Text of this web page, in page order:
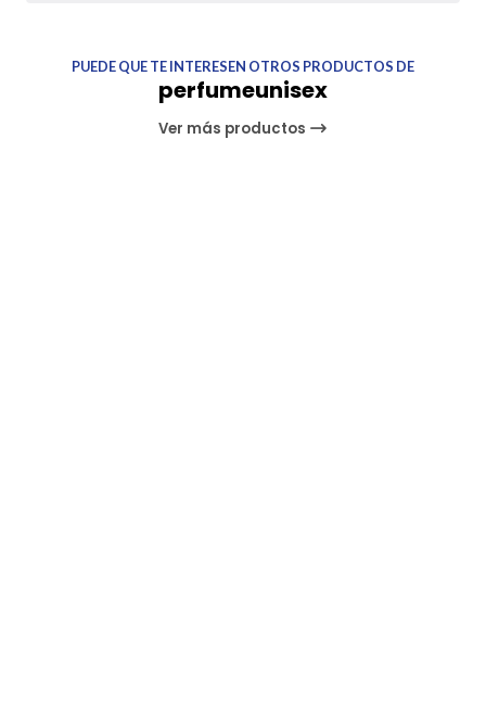
PUEDE QUE TE INTERESEN OTROS PRODUCTOS DE
perfumeunisex
Ver más productos